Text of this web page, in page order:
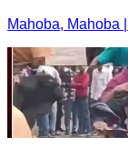
Mahoba, Mahoba